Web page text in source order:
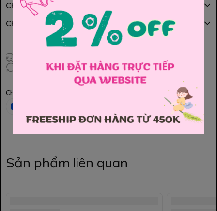
Chính sách mua hàng
Chính sách đổi hàng
Đổi hàng 3 ngày (HCM), 7 ngày (Tỉnh)
Chia sẻ
Sản phẩm liên quan